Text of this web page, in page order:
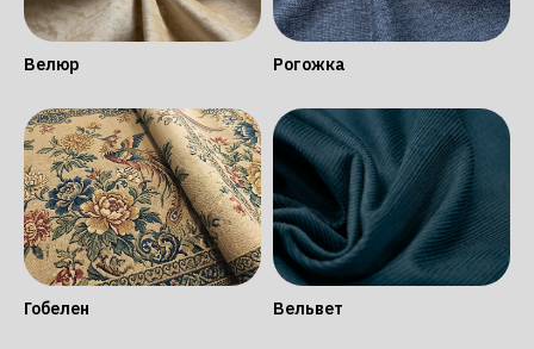
Велюр Рогожка
Гобелен Вельвет